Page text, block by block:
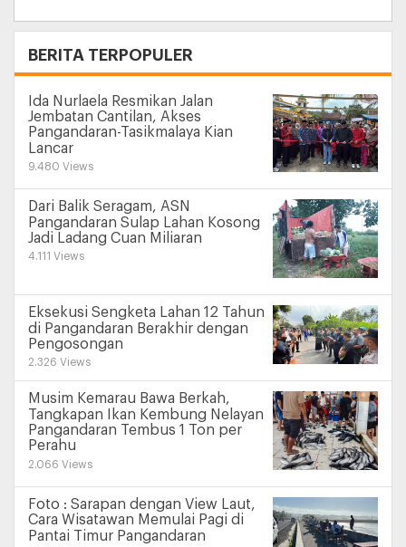
BERITA TERPOPULER
Ida Nurlaela Resmikan Jalan
Jembatan Cantilan, Akses
Pangandaran-Tasikmalaya Kian
Lancar
9.480 Views
Dari Balik Seragam, ASN
Pangandaran Sulap Lahan Kosong
Jadi Ladang Cuan Miliaran
4.111 Views
Eksekusi Sengketa Lahan 12 Tahun
di Pangandaran Berakhir dengan
Pengosongan
2.326 Views
Musim Kemarau Bawa Berkah,
Tangkapan Ikan Kembung Nelayan
Pangandaran Tembus 1 Ton per
Perahu
2.066 Views
Foto : Sarapan dengan View Laut,
Cara Wisatawan Memulai Pagi di
Pantai Timur Pangandaran